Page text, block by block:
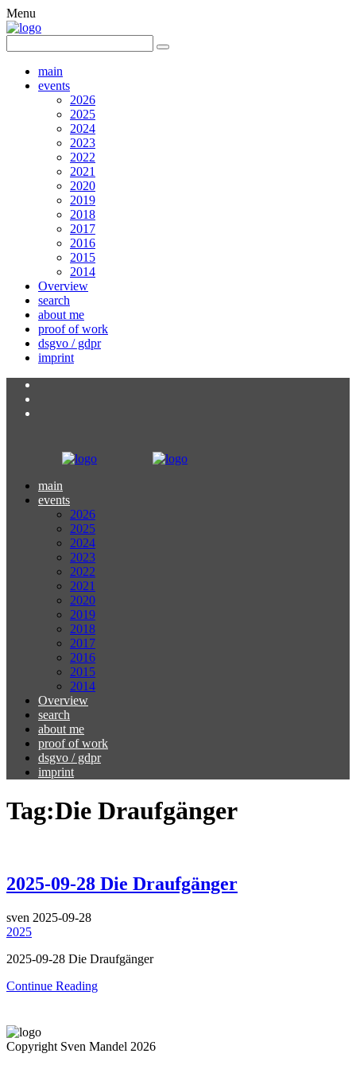
Menu
main
events
2026
2025
2024
2023
2022
2021
2020
2019
2018
2017
2016
2015
2014
Overview
search
about me
proof of work
dsgvo / gdpr
imprint
main
events
2026
2025
2024
2023
2022
2021
2020
2019
2018
2017
2016
2015
2014
Overview
search
about me
proof of work
dsgvo / gdpr
imprint
Tag:Die Draufgänger
2025-09-28 Die Draufgänger
sven 2025-09-28
2025
2025-09-28 Die Draufgänger
Continue Reading
Copyright Sven Mandel 2026